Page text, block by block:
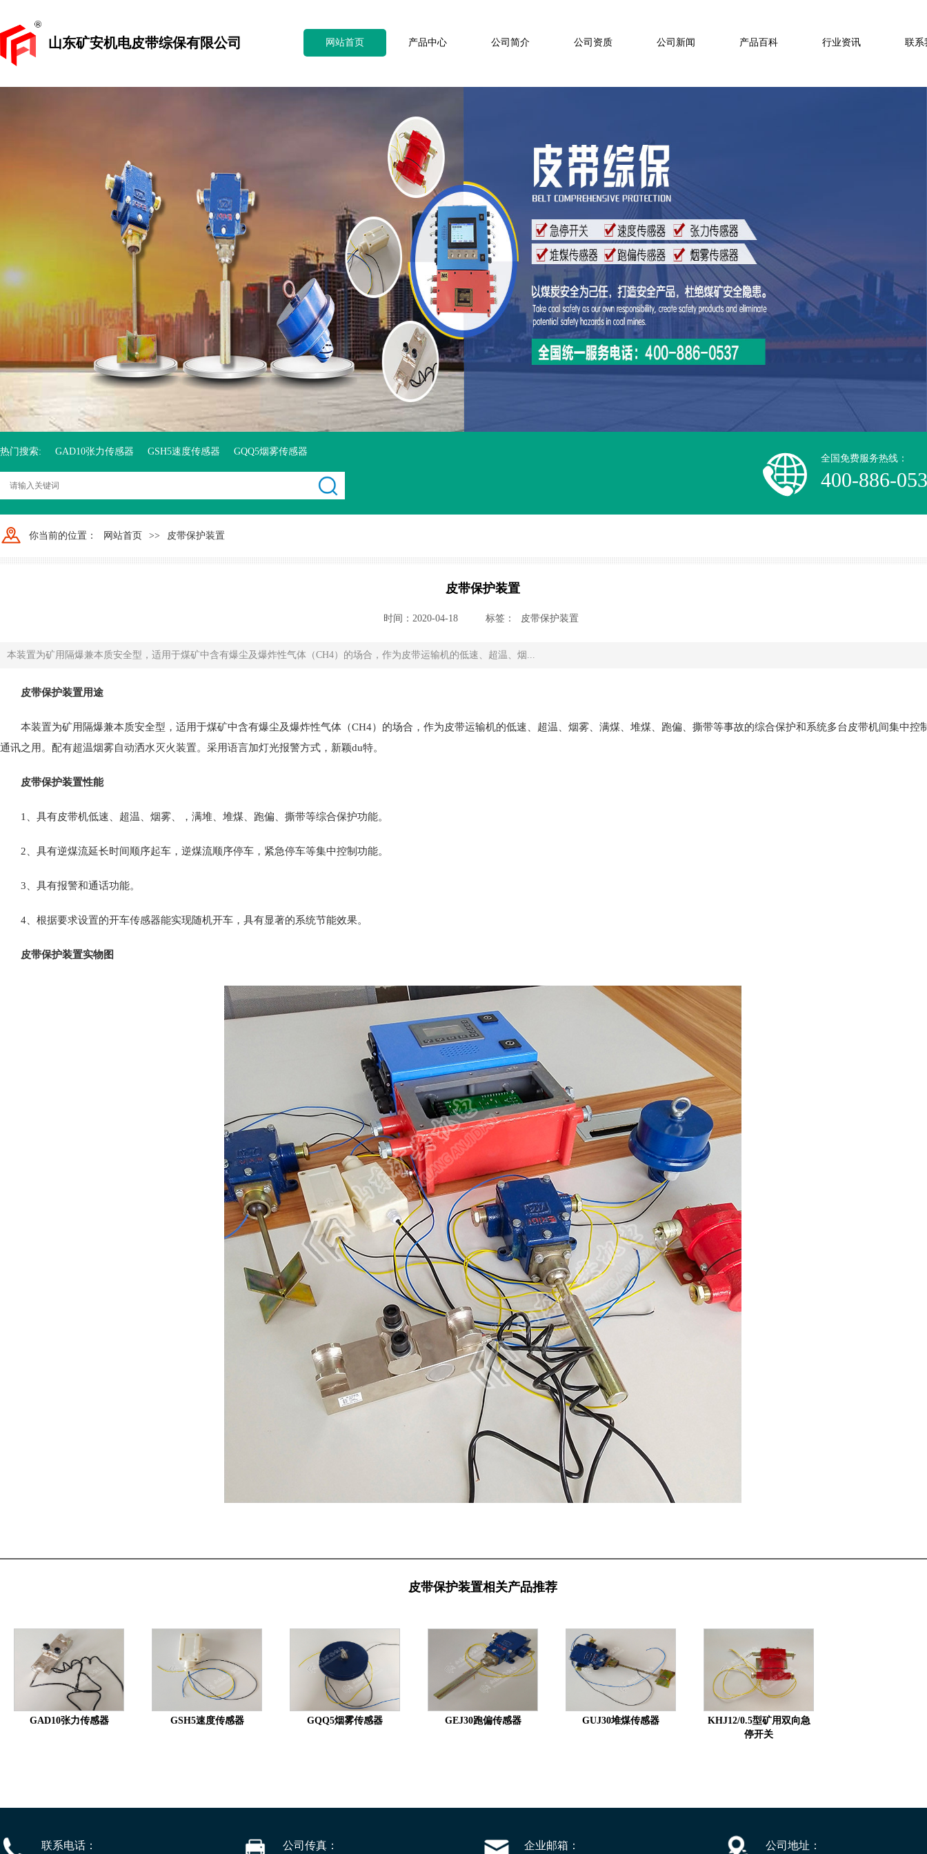
山东矿安机电皮带综保有限公司 网站首页 产品中心 公司简介 公司资质 公司新闻 产品百科 行业资讯 联系
热门搜索: GAD10张力传感器 GSH5速度传感器 GQQ5烟雾传感器
全国免费服务热线：
400-886-
你当前的位置： 网站首页 >> 皮带保护装置
皮带保护装置
时间：2020-04-18 标签： 皮带保护装置
本装置为矿用隔爆兼本质安全型，适用于煤矿中含有爆尘及爆炸性气体（CH4）的场合，作为皮带运输机的低速、超温、烟...
皮带保护装置用途
本装置为矿用隔爆兼本质安全型，适用于煤矿中含有爆尘及爆炸性气体（CH4）的场合，作为皮带运输机的低速、超温、烟雾、满煤、堆煤、跑偏、撕带等事故的综合保护和系统多台皮带机间集中控
通讯之用。配有超温烟雾自动洒水灭火装置。采用语言加灯光报警方式，新颖du特。
皮带保护装置性能
1 、具有皮带机低速、超温、烟雾、，满堆、堆煤、跑偏、撕带等综合保护功能。
2 、具有逆煤流延长时间顺序起车，逆煤流顺序停车，紧急停车等集中控制功能。
3 、具有报警和通话功能。
4 、根据要求设置的开车传感器能实现随机开车，具有显著的系统节能效果。
皮带保护装置实物图
皮带保护装置相关产品推荐
GAD10张力传感器 GSH5速度传感器 GQQ5烟雾传感器 GEJ30跑偏传感器 GUJ30堆煤传感器
KHJ12/0.5型矿用双向急
停开关
联系电话： 公司传真： 企业邮箱： 公司地址：